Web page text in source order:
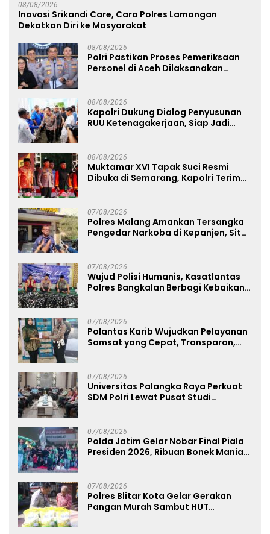
08/08/2026
Inovasi Srikandi Care, Cara Polres Lamongan
Dekatkan Diri ke Masyarakat
08/08/2026
Polri Pastikan Proses Pemeriksaan
Personel di Aceh Dilaksanakan
08/08/2026
Kapolri Dukung Dialog Penyusunan
RUU Ketenagakerjaan, Siap Jadi
08/08/2026
Muktamar XVI Tapak Suci Resmi
Dibuka di Semarang, Kapolri Terima
07/08/2026
Polres Malang Amankan Tersangka
Pengedar Narkoba di Kepanjen, Sita
07/08/2026
Wujud Polisi Humanis, Kasatlantas
Polres Bangkalan Berbagi Kebaikan
07/08/2026
Polantas Karib Wujudkan Pelayanan
Samsat yang Cepat, Transparan,
07/08/2026
Universitas Palangka Raya Perkuat
SDM Polri Lewat Pusat Studi
07/08/2026
Polda Jatim Gelar Nobar Final Piala
Presiden 2026, Ribuan Bonek Mania
07/08/2026
Polres Blitar Kota Gelar Gerakan
Pangan Murah Sambut HUT